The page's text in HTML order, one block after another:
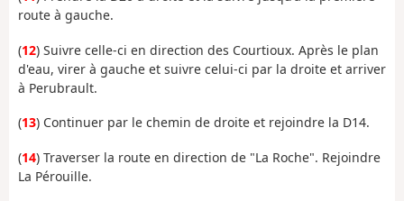
route à gauche.
(12) Suivre celle-ci en direction des Courtioux. Après le plan
d'eau, virer à gauche et suivre celui-ci par la droite et arriver
à Perubrault.
(13) Continuer par le chemin de droite et rejoindre la D14.
(14) Traverser la route en direction de "La Roche". Rejoindre
La Pérouille.